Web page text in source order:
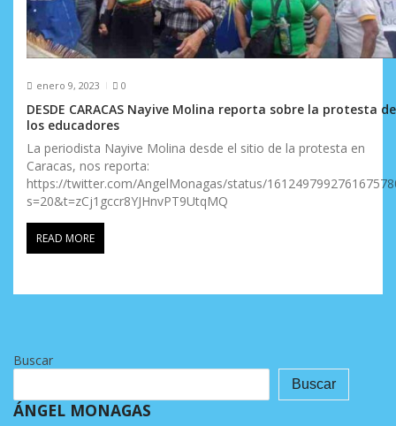
enero 9, 2023 0
DESDE CARACAS Nayive Molina reporta sobre la protesta de
los educadores
La periodista Nayive Molina desde el sitio de la protesta en
Caracas, nos reporta:
https://twitter.com/AngelMonagas/status/
s=20&t=zCj1gccr8YJHnvPT9UtqMQ
READ MORE
Buscar
Buscar
ÁNGEL MONAGAS